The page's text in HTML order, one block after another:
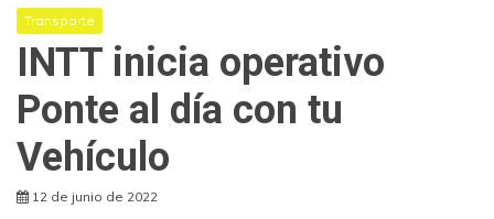
Transporte
INTT inicia operativo
Ponte al día con tu
Vehículo
12 de junio de 2022